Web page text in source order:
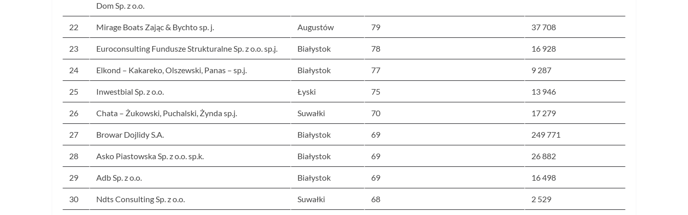
Dom Sp. z o.o.
22 Mirage Boats Zając & Bychto sp. j. Augustów 79 37 708
23 Euroconsulting Fundusze Strukturalne Sp. z o.o. sp.j. Białystok 78 16 928
24 Elkond – Kakareko, Olszewski, Panas – sp.j. Białystok 77 9 287
25 Inwestbial Sp. z o.o. Łyski 75 13 946
26 Chata – Żukowski, Puchalski, Żynda sp.j. Suwałki 70 17 279
27 Browar Dojlidy S.A. Białystok 69 249 771
28 Asko Piastowska Sp. z o.o. sp.k. Białystok 69 26 882
29 Adb Sp. z o.o. Białystok 69 16 498
30 Ndts Consulting Sp. z o.o. Suwałki 68 2 529